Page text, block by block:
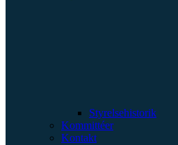
Styrelsehistorik
Kommittéer
Kontakt